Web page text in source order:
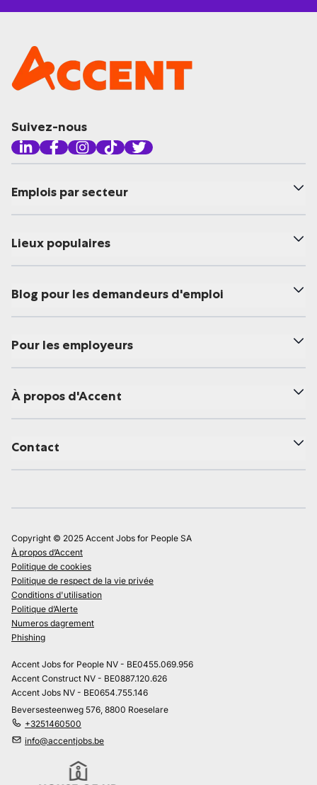
Suivez-nous
Emplois par secteur
Lieux populaires
Blog pour les demandeurs d'emploi
Pour les employeurs
À propos d'Accent
Contact
Copyright © 2025 Accent Jobs for People SA
À propos d’Accent
Politique de cookies
Politique de respect de la vie privée
Conditions d'utilisation
Politique d’Alerte
Numeros dagrement
Phishing
Accent Jobs for People NV - BE0455.069.956
Accent Construct NV - BE0887.120.626
Accent Jobs NV - BE0654.755.146
Beversesteenweg 576, 8800 Roeselare
+3251460500
info@accentjobs.be